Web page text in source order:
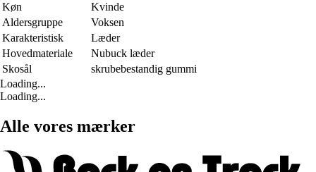
Køn
Kvinde
Aldersgruppe
Voksen
Karakteristisk
Læder
Hovedmateriale
Nubuck læder
Skosål
skrubebestandig gummi
Loading...
Loading...
Alle vores mærker